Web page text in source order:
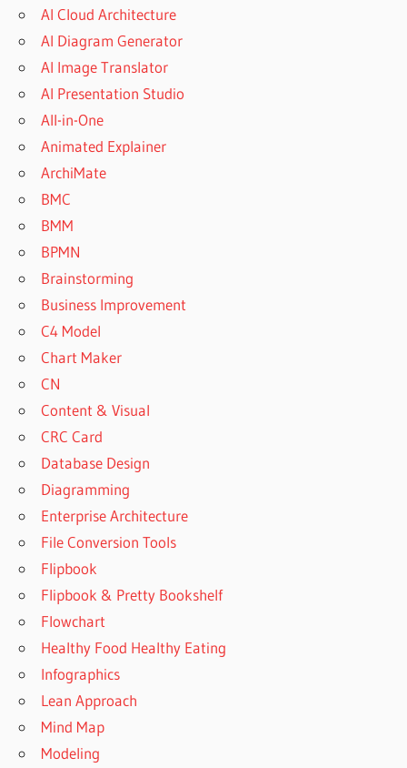
AI Cloud Architecture
AI Diagram Generator
AI Image Translator
AI Presentation Studio
All-in-One
Animated Explainer
ArchiMate
BMC
BMM
BPMN
Brainstorming
Business Improvement
C4 Model
Chart Maker
CN
Content & Visual
CRC Card
Database Design
Diagramming
Enterprise Architecture
File Conversion Tools
Flipbook
Flipbook & Pretty Bookshelf
Flowchart
Healthy Food Healthy Eating
Infographics
Lean Approach
Mind Map
Modeling